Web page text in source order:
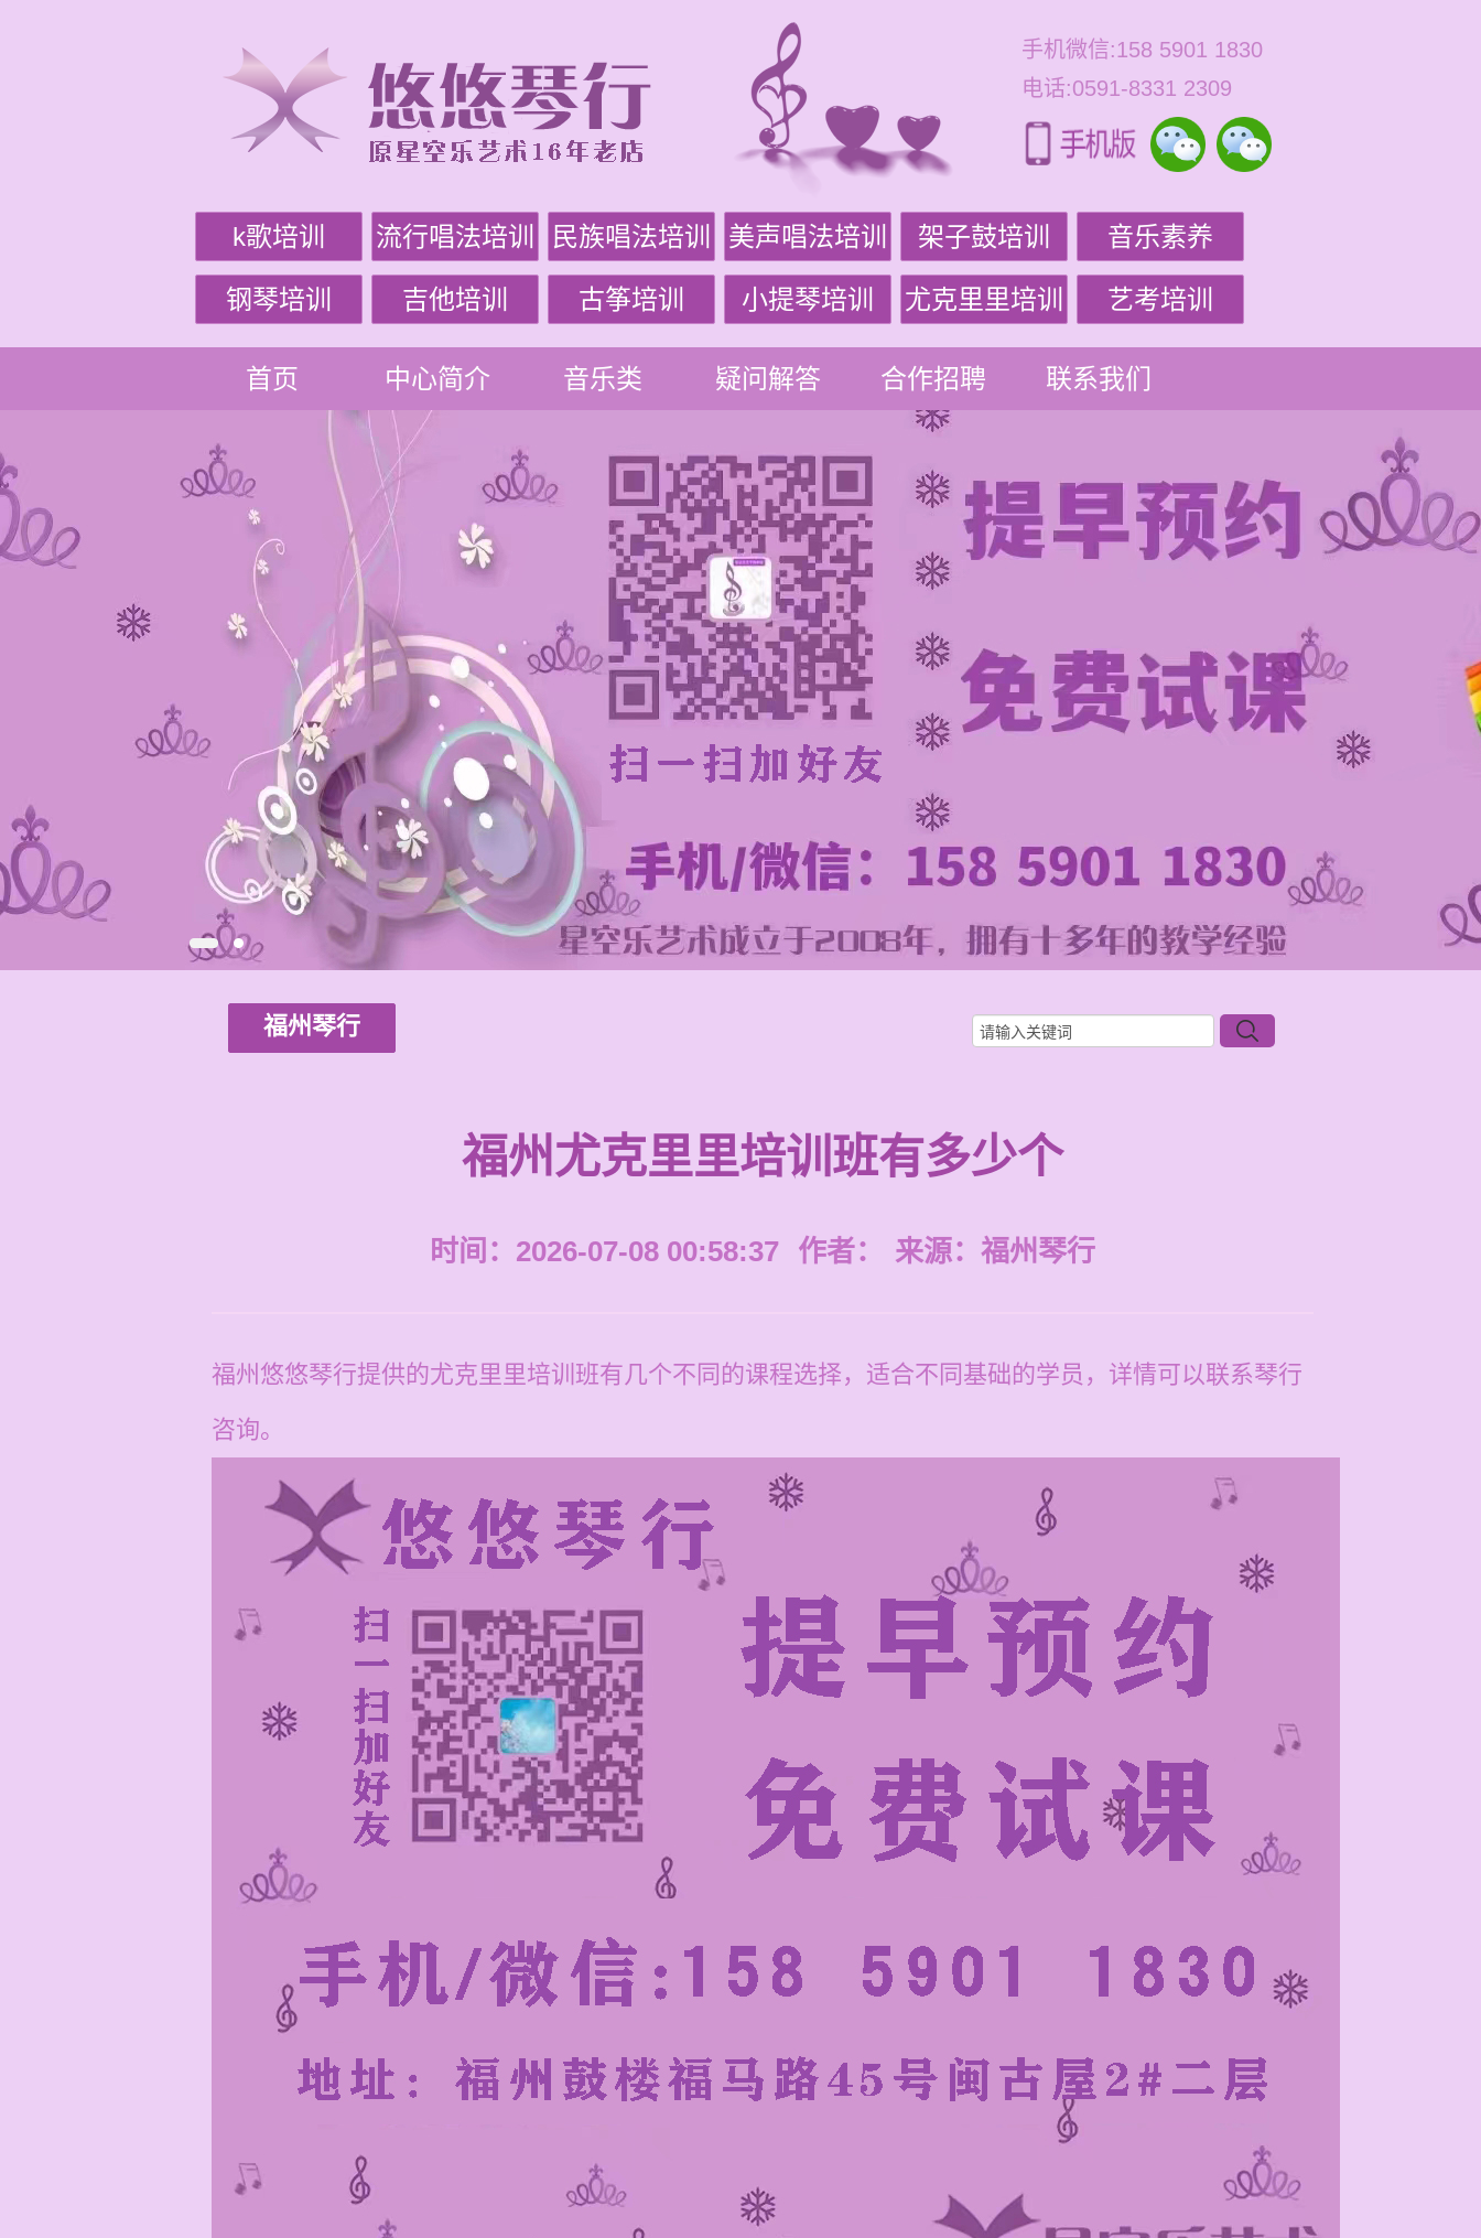
手机微信:158 5901 1830
电话:0591-8331 2309
k歌培训 流行唱法培训 民族唱法培训 美声唱法培训 架子鼓培训 音乐素养
钢琴培训 吉他培训 古筝培训 小提琴培训 尤克里里培训 艺考培训
首页 中心简介 音乐类 疑问解答 合作招聘 联系我们
福州琴行
福州尤克里里培训班有多少个
时间：2026-07-08 00:58:37 作者： 来源： 福州琴行
福州悠悠琴行提供的尤克里里培训班有几个不同的课程选择，适合不同基础的学员，详情可以联系琴行
咨询。